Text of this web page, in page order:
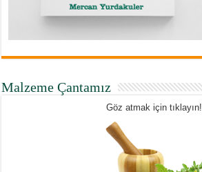
Malzeme Çantamız
Göz atmak için tıklayın!